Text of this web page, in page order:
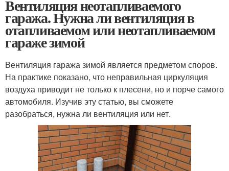
Вентиляция неотапливаемого
гаража. Нужна ли вентиляция в
отапливаемом или неотапливаемом
гараже зимой
Вентиляция гаража зимой является предметом споров.
На практике показано, что неправильная циркуляция
воздуха приводит не только к плесени, но и порче самого
автомобиля. Изучив эту статью, вы сможете
разобраться, нужна ли вентиляция или нет.